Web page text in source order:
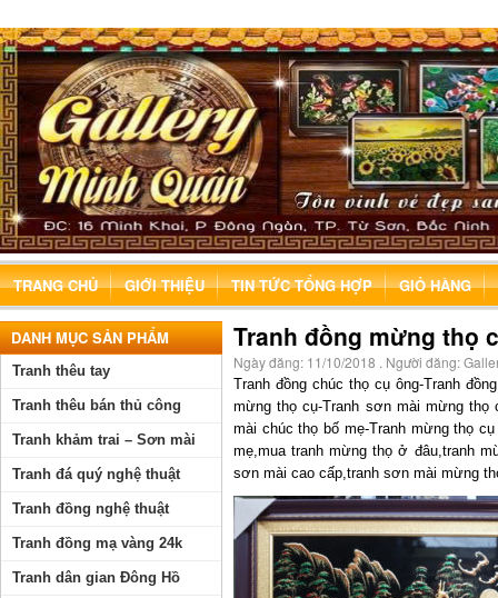
TRANG CHỦ GIỚI THIỆU TIN TỨC TỔNG HỢP GIỎ HÀNG
Tranh đồng mừng thọ
Ngày đăng: 11/10/2018 . Người đăng:
Tranh đồng chúc thọ cụ ông-Tranh
mừng thọ cụ-Tranh sơn mài mừng thọ
mài chúc thọ bố mẹ-Tranh mừng thọ
mẹ,mua tranh mừng thọ ở đâu,tranh
sơn mài cao cấp,tranh sơn mài mừng
DANH MỤC SẢN PHẨM
Tranh thêu tay
Tranh thêu bán thủ công
Tranh khảm trai – Sơn mài
Tranh đá quý nghệ thuật
Tranh đồng nghệ thuật
Tranh đồng mạ vàng 24k
Tranh dân gian Đông Hồ